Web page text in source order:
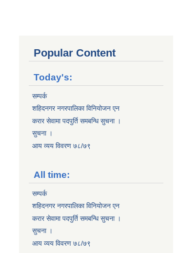
Popular Content
Today's:
सम्पर्क
शहिदनगर नगरपालिका विनियोजन एन
करार सेवामा पदपुर्ति समबन्धि सुचना ।
सुचना ।
आय व्यय विवरण ७८/७९
All time:
सम्पर्क
शहिदनगर नगरपालिका विनियोजन एन
करार सेवामा पदपुर्ति समबन्धि सुचना ।
सुचना ।
आय व्यय विवरण ७८/७९